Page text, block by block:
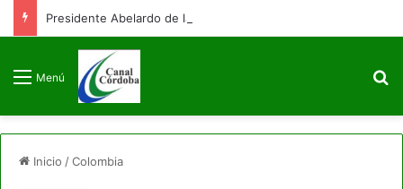
Menú
Inicio /Colombia